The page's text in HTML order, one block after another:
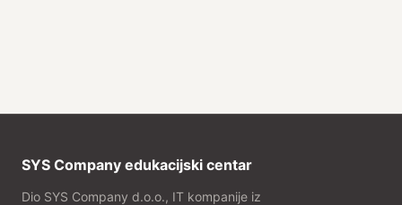
SYS Company edukacijski centar
Dio SYS Company d.o.o., IT kompanije iz